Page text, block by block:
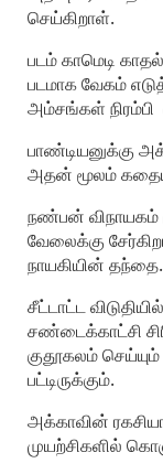
செய்கிறாள்.
படம் காமெடி
படமாக வேகம்
அம்சங்கள் நிரம்பி
பாண்டியனுக்கு
அதன் மூலம்
நண்பன் விநாயகம்
வேலைக்கு
நாயகியின் தந்தை.
சீட்டாட்ட
சண்டைக்காட்சி
குதூகலம்
பட்டிருக்கும்.
அக்காவின்
முயற்சிகளில்